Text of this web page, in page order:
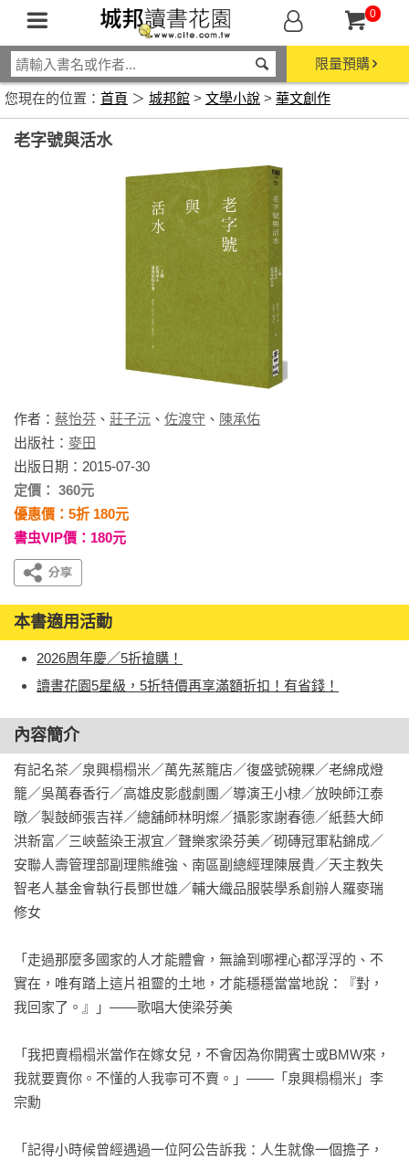
0
限量預購
您現在的位置： 首頁 ＞ 城邦館 > 文學小說 > 華文創作
老字號與活水
作者： 蔡怡芬 、 莊子沅 、 佐渡守 、 陳承佑
出版社： 麥田
出版日期：2015-07-30
定價： 360元
優惠價：5折 180元
書虫VIP價：180元
本書適用活動
2026周年慶／5折搶購！
讀書花園5星級，5折特價再享滿額折扣！有省錢！
內容簡介
有記名茶／泉興榻榻米／萬先蒸籠店／復盛號碗粿／老綿成燈
籠／吳萬春香行／高雄皮影戲劇團／導演王小棣／放映師江泰
暾／製鼓師張吉祥／總舖師林明燦／攝影家謝春德／紙藝大師
洪新富／三峽藍染王淑宜／聲樂家梁芬美／砌磚冠軍粘錦成／
安聯人壽管理部副理熊維強、南區副總經理陳展貴／天主教失
智老人基金會執行長鄧世雄／輔大織品服裝學系創辦人羅麥瑞
修女
「走過那麼多國家的人才能體會，無論到哪裡心都浮浮的、不
實在，唯有踏上這片祖靈的土地，才能穩穩當當地說：『對，
我回家了。』」——歌唱大使梁芬美
「我把賣榻榻米當作在嫁女兒，不會因為你開賓士或BMW來，
我就要賣你。不懂的人我寧可不賣。」——「泉興榻榻米」李
宗勳
「記得小時候曾經遇過一位阿公告訴我：人生就像一個擔子，